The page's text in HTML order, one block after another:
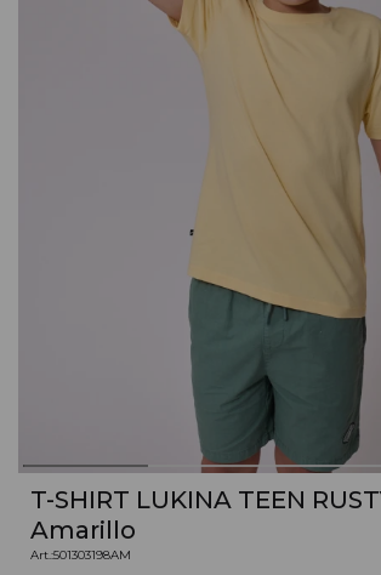
T-SHIRT LUKINA TEEN
Amarillo
501303198AM